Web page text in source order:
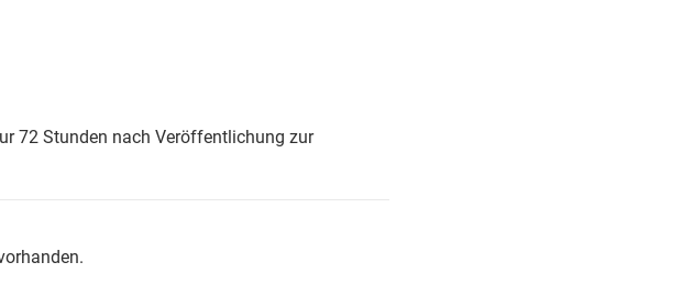
72 Stunden nach Veröffentlichung zur